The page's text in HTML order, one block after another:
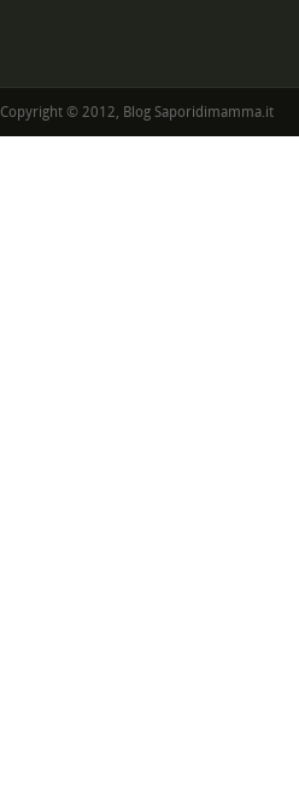
Copyright © 2012, Blog Saporidimamma.it